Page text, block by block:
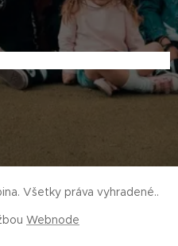
Všetky práva vyhradené..
Webnode